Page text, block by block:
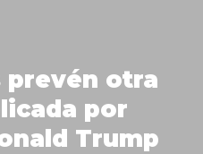
prevén otra
por
Trump